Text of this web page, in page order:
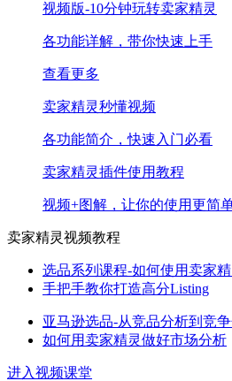
视频版-10分钟玩转卖家精灵
各功能详解，带你快速上手
查看更多
卖家精灵秒懂视频
各功能简介，快速入门必看
卖家精灵插件使用教程
视频+图解，让你的使用更简
卖家精灵视频教程
选品系列课程-如何使用卖家
手把手教你打造高分Listing
亚马逊选品-从竞品分析到竞
如何用卖家精灵做好市场分析
进入视频课堂